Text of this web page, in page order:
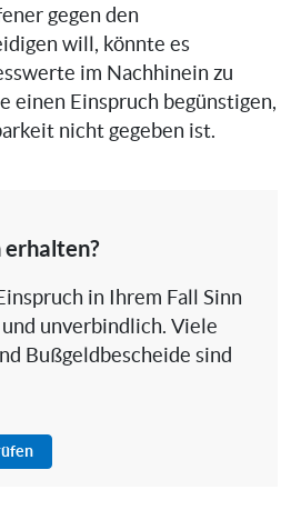
gegen den
will, könnte es
im Nachhinein zu
einen Einspruch begünstigen,
nicht gegeben ist.
erhalten?
in Ihrem Fall Sinn
unverbindlich. Viele
Bußgeldbescheide sind